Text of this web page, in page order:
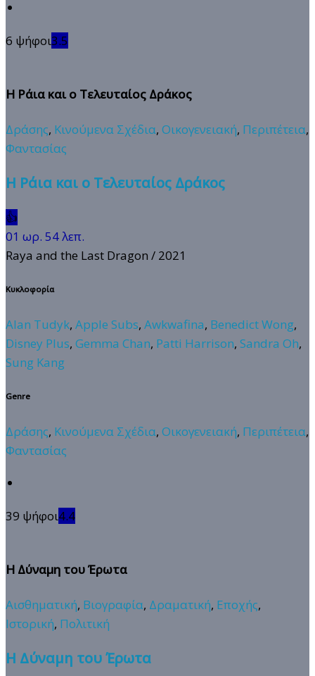
6 ψήφοι3.5
Η Ράια και ο Τελευταίος Δράκος
Δράσης, Κινούμενα Σχέδια, Οικογενειακή, Περιπέτεια,
Φαντασίας
Η Ράια και ο Τελευταίος Δράκος
👍
01 ωρ. 54 λεπ.
Raya and the Last Dragon / 2021
Κυκλοφορία
Alan Tudyk, Apple Subs, Awkwafina, Benedict Wong,
Disney Plus, Gemma Chan, Patti Harrison, Sandra Oh,
Sung Kang
Genre
Δράσης, Κινούμενα Σχέδια, Οικογενειακή, Περιπέτεια,
Φαντασίας
39 ψήφοι4.4
Η Δύναμη του Έρωτα
Αισθηματική, Βιογραφία, Δραματική, Εποχής,
Ιστορική, Πολιτική
Η Δύναμη του Έρωτα